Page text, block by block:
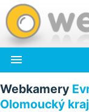

Webkamery
Olomoucký kraj